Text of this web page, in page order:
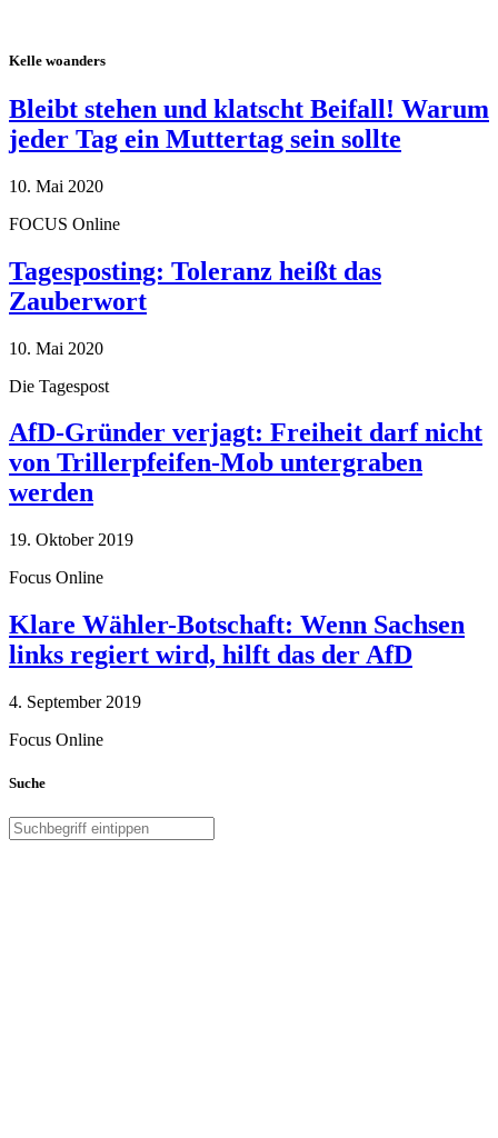
Kelle woanders
Bleibt stehen und klatscht Beifall! Warum
jeder Tag ein Muttertag sein sollte
10. Mai 2020
FOCUS Online
Tagesposting: Toleranz heißt das
Zauberwort
10. Mai 2020
Die Tagespost
AfD-Gründer verjagt: Freiheit darf nicht
von Trillerpfeifen-Mob untergraben
werden
19. Oktober 2019
Focus Online
Klare Wähler-Botschaft: Wenn Sachsen
links regiert wird, hilft das der AfD
4. September 2019
Focus Online
Suche